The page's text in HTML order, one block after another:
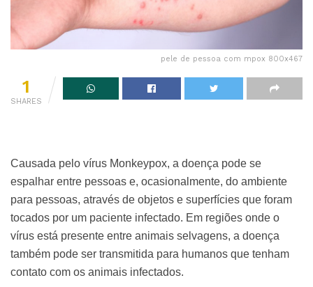
pele de pessoa com mpox 800x467
1
SHARES
Causada pelo vírus Monkeypox, a doença pode se
espalhar entre pessoas e, ocasionalmente, do ambiente
para pessoas, através de objetos e superfícies que foram
tocados por um paciente infectado. Em regiões onde o
vírus está presente entre animais selvagens, a doença
também pode ser transmitida para humanos que tenham
contato com os animais infectados.